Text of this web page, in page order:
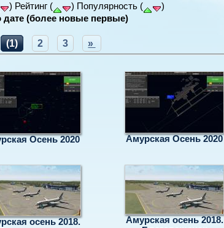
) Рейтинг ( ) Популярность (
)
(более новые первые)
(1) 2 3 »
Осень 2020
Амурская Осень 2020
осень 2018.
Амурская осень 2018.